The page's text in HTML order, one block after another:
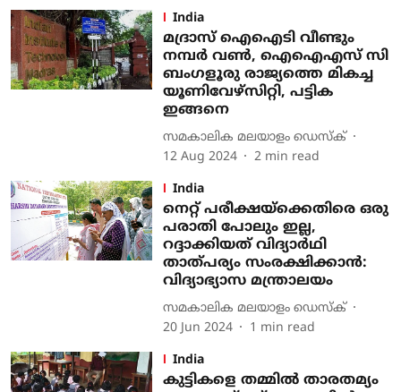
India
മദ്രാസ് ഐഐടി വീണ്ടും
നമ്പര്‍ വണ്‍, ഐഐഎസ് സി
ബംഗളൂരു രാജ്യത്തെ മികച്ച
യൂണിവേഴ്സിറ്റി, പട്ടിക
ഇങ്ങനെ
സമകാലിക മലയാളം ഡെസ്ക്
12 Aug 2024
2 min read
India
നെറ്റ് പരീക്ഷയ്ക്കെതിരെ ഒരു
പരാതി പോലും ഇല്ല,
റദ്ദാക്കിയത് വിദ്യാര്‍ഥി
താത്പര്യം സംരക്ഷിക്കാന്‍:
വിദ്യാഭ്യാസ മന്ത്രാലയം
സമകാലിക മലയാളം ഡെസ്ക്
20 Jun 2024
1 min read
India
കുട്ടികളെ തമ്മിൽ താരതമ്യം